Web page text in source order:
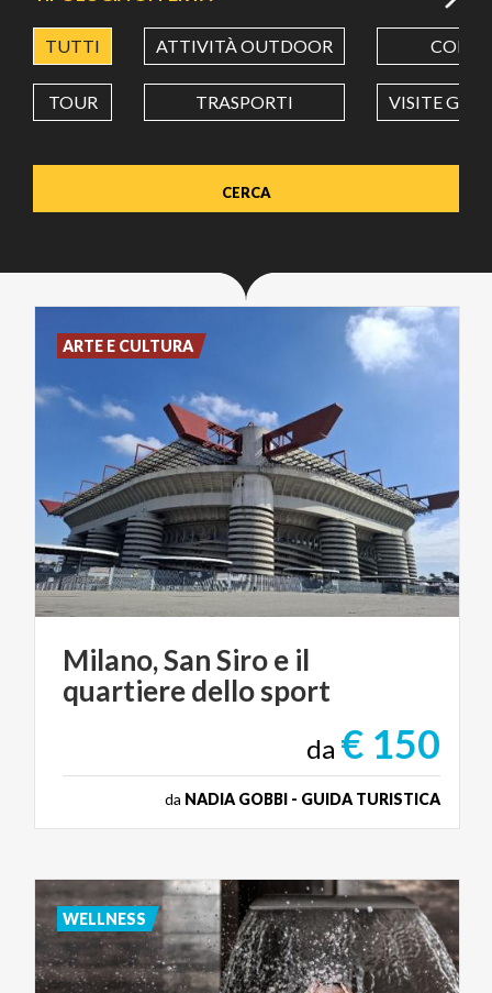
TUTTI ATTIVITÀ OUTDOOR CORSI
TOUR TRASPORTI VISITE
Milano,SanSiroe il
quartieredellosport
da € 150
da NADIA GOBBI - GUIDA TURISTICA
ARTE E CULTURA
WELLNESS